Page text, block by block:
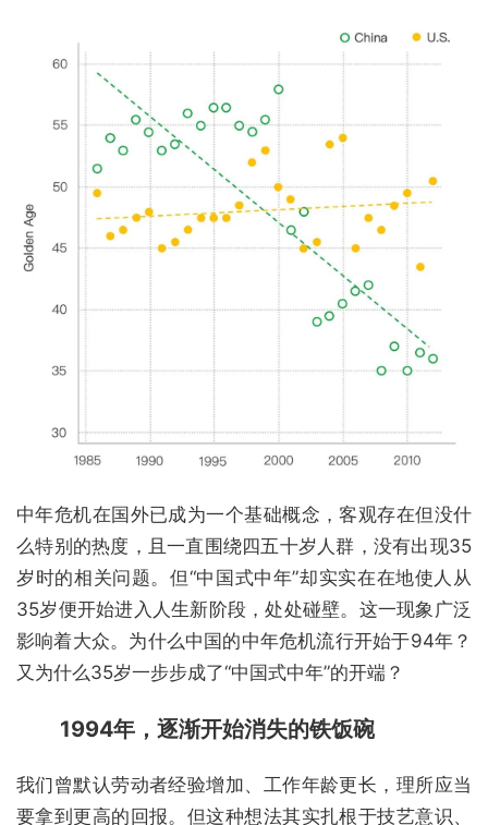
中年危机在国外已成为一个基础概念，客观存在但没什
么特别的热度，且一直围绕四五十岁人群，没有出现35
岁时的相关问题。但“中国式中年”却实实在在地使人从
35岁便开始进入人生新阶段，处处碰壁。这一现象广泛
影响着大众。为什么中国的中年危机流行开始于94年？
又为什么35岁一步步成了“中国式中年”的开端？
1994年，逐渐开始消失的铁饭碗
我们曾默认劳动者经验增加、工作年龄更长，理所应当
要拿到更高的回报。但这种想法其实扎根于技艺意识、